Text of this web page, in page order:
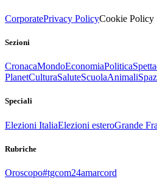
CorporatePrivacy PolicyCookie Policy
Sezioni
CronacaMondoEconomiaPolitica
PlanetCulturaSaluteScuolaAnimali
Speciali
Elezioni ItaliaElezioni esteroGrande
Rubriche
Oroscopo#tgcom24amarcord